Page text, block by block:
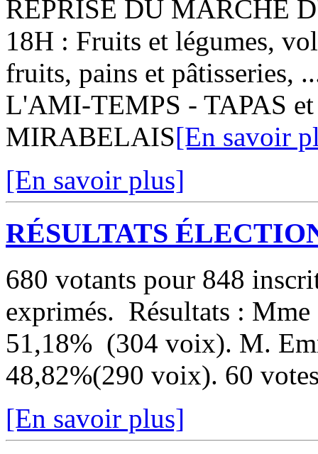
REPRISE DU MARCHÉ
18H : Fruits et légumes,
fruits, pains et pâtisseries,
L'AMI-TEMPS - TAPAS
MIRABELAIS[En savoir
[En savoir plus]
RÉSULTATS
680 votants pour 848
exprimés. Résultats :
51,18% (304 voix). M.
48,82%(290 voix). 60
[En savoir plus]